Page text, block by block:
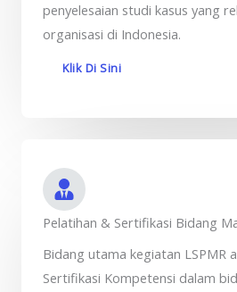
penyelesaian studi kasus yang
organisasi di Indonesia.
Klik Di Sini
Pelatihan & Sertifikasi Bidang
Bidang utama kegiatan LSPMR
Sertifikasi Kompetensi dalam